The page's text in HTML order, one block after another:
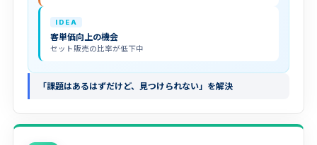
IDEA
客単価向上の機会
セット販売の比率が低下中
「課題はあるはずだけど、見つけられない」を解決